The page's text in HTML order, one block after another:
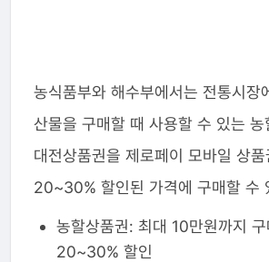
농식품부와 해수부에서는 전통시장
산물을 구매할 때 사용할 수 있는
대전상품권을 제로페이 모바일 상품
20~30% 할인된 가격에 구매할 수
농할상품권: 최대 10만원까지
20~30% 할인